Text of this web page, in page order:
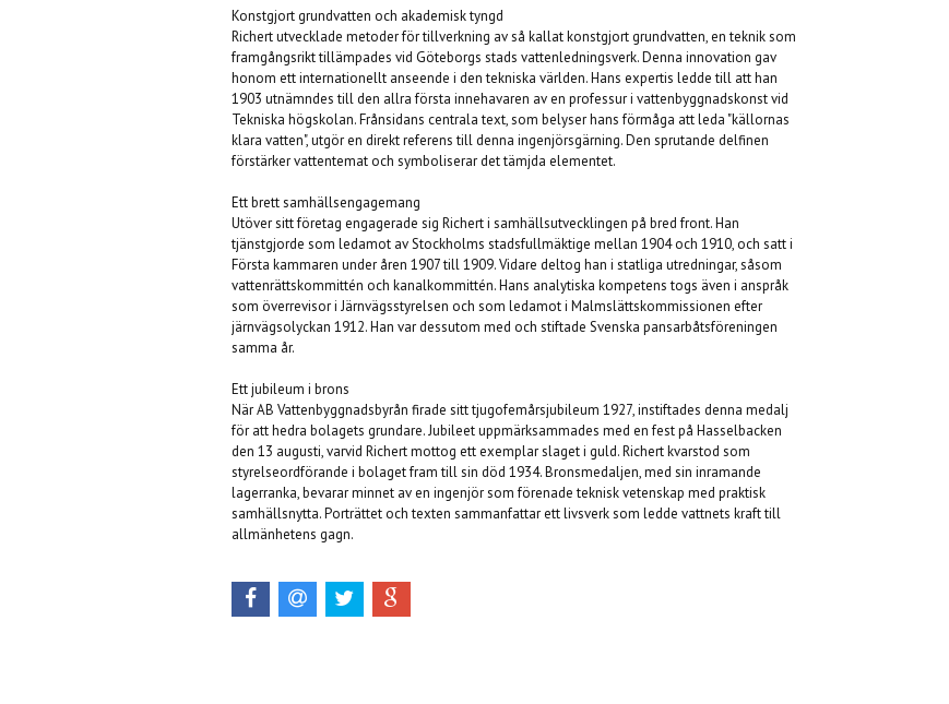
Konstgjort grundvatten och akademisk tyngd
Richert utvecklade metoder för tillverkning av så kallat konstgjort grundvatten, en teknik som
framgångsrikt tillämpades vid Göteborgs stads vattenledningsverk. Denna innovation gav
honom ett internationellt anseende i den tekniska världen. Hans expertis ledde till att han
1903 utnämndes till den allra första innehavaren av en professur i vattenbyggnadskonst vid
Tekniska högskolan. Frånsidans centrala text, som belyser hans förmåga att leda "källornas
klara vatten", utgör en direkt referens till denna ingenjörsgärning. Den sprutande delfinen
förstärker vattentemat och symboliserar det tämjda elementet.
Ett brett samhällsengagemang
Utöver sitt företag engagerade sig Richert i samhällsutvecklingen på bred front. Han
tjänstgjorde som ledamot av Stockholms stadsfullmäktige mellan 1904 och 1910, och satt i
Första kammaren under åren 1907 till 1909. Vidare deltog han i statliga utredningar, såsom
vattenrättskommittén och kanalkommittén. Hans analytiska kompetens togs även i anspråk
som överrevisor i Järnvägsstyrelsen och som ledamot i Malmslättskommissionen efter
järnvägsolyckan 1912. Han var dessutom med och stiftade Svenska pansarbåtsföreningen
samma år.
Ett jubileum i brons
När AB Vattenbyggnadsbyrån firade sitt tjugofemårsjubileum 1927, instiftades denna medalj
för att hedra bolagets grundare. Jubileet uppmärksammades med en fest på Hasselbacken
den 13 augusti, varvid Richert mottog ett exemplar slaget i guld. Richert kvarstod som
styrelseordförande i bolaget fram till sin död 1934. Bronsmedaljen, med sin inramande
lagerranka, bevarar minnet av en ingenjör som förenade teknisk vetenskap med praktisk
samhällsnytta. Porträttet och texten sammanfattar ett livsverk som ledde vattnets kraft till
allmänhetens gagn.